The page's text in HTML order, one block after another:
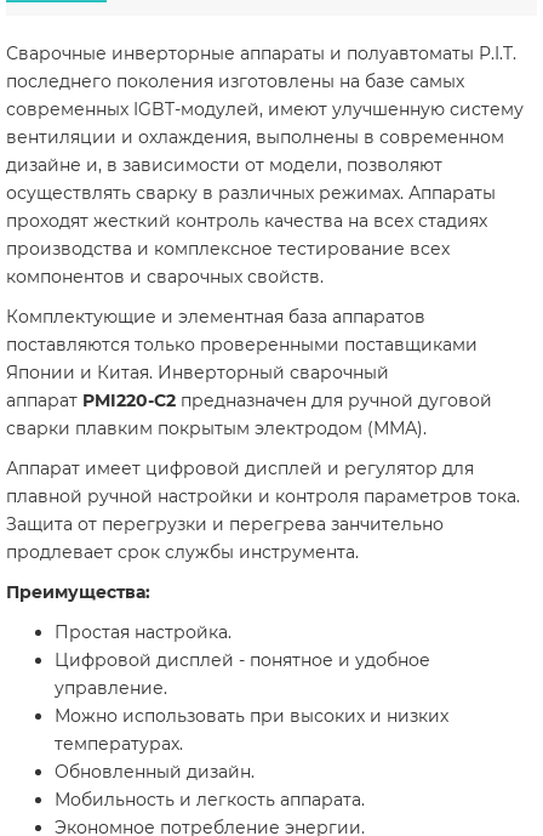
Сварочные инверторные аппараты и полуавтоматы P.I.T.
последнего поколения изготовлены на базе самых
современных IGBT-модулей, имеют улучшенную систему
вентиляции и охлаждения, выполнены в современном
дизайне и, в зависимости от модели, позволяют
осуществлять сварку в различных режимах. Аппараты
проходят жесткий контроль качества на всех стадиях
производства и комплексное тестирование всех
компонентов и сварочных свойств.
Комплектующие и элементная база аппаратов
поставляются только проверенными поставщиками
Японии и Китая. Инверторный сварочный
аппарат PMI220-C2 предназначен для ручной дуговой
сварки плавким покрытым электродом (ММА).
Аппарат имеет цифровой дисплей и регулятор для
плавной ручной настройки и контроля параметров тока.
Защита от перегрузки и перегрева занчительно
продлевает срок службы инструмента.
Преимущества:
Простая настройка.
Цифровой дисплей - понятное и удобное
управление.
Можно использовать при высоких и низких
температурах.
Обновленный дизайн.
Мобильность и легкость аппарата.
Экономное потребление энергии.